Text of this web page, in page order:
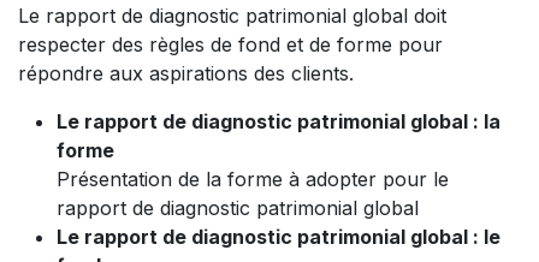
Le rapport de diagnostic patrimonial global doit
respecter des règles de fond et de forme pour
répondre aux aspirations des clients.
Le rapport de diagnostic patrimonial global : la
forme
Présentation de la forme à adopter pour le
rapport de diagnostic patrimonial global
Le rapport de diagnostic patrimonial global : le